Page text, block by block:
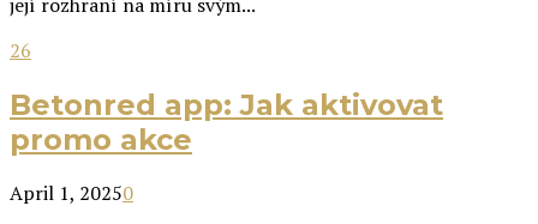
26
Betonred app: Jak aktivovat
promo akce
April 1, 20250